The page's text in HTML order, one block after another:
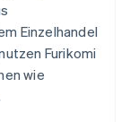
Einzelhandel
Furikomi
wie